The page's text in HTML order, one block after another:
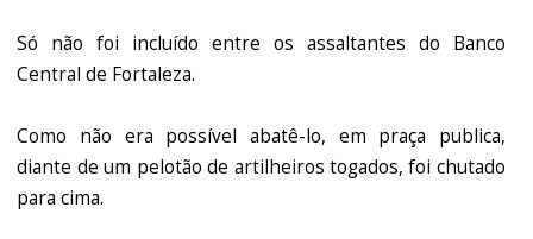
Só não foi incluído entre os assaltantes do Banco
Central de Fortaleza.
Como não era possível abatê-lo, em praça publica,
diante de um pelotão de artilheiros togados, foi chutado
para cima.